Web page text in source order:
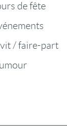
de fête
/ faire-part